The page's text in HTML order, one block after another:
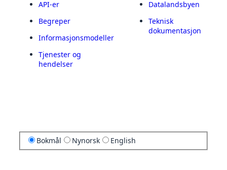
API-er
Begreper
Informasjonsmodeller
Tjenester og
hendelser
Datalandsbyen
Teknisk
dokumentasjon
Bokmål Nynorsk English